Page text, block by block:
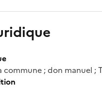
; don manuel ;